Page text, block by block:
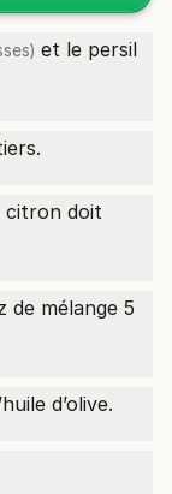
et le persil
citron doit
de mélange 5
d’olive.